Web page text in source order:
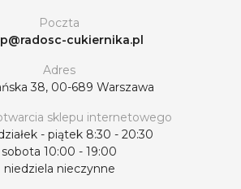
Poczta
cukiernika.pl
Adres
38, 00-689 Warszawa
sklepu internetowego
- piątek 8:30 - 20:30
sobota 10:00 - 19:00
niedziela nieczynne